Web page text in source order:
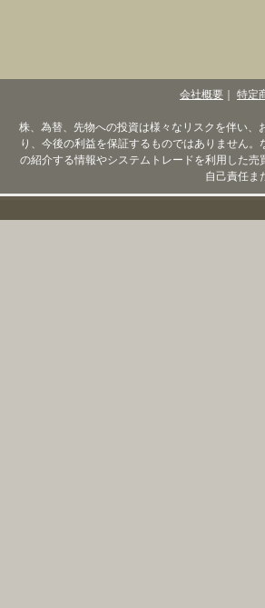
会社概要 特定
株、為替、先物への投資は様々なリスクを伴い
り、今後の利益を保証するものではありません
の紹介する情報やシステムトレードを利用した
自己責任ま